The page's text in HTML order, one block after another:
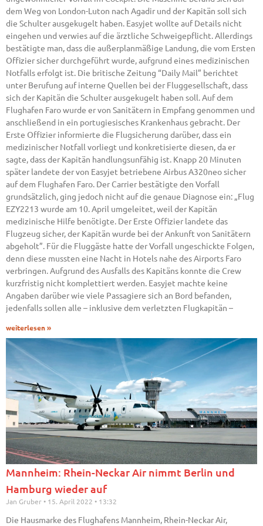
dem Weg von London-Luton nach Agadir und der Kapitän soll sich
die Schulter ausgekugelt haben. Easyjet wollte auf Details nicht
eingehen und verwies auf die ärztliche Schweigepflicht. Allerdings
bestätigte man, dass die außerplanmäßige Landung, die vom Ersten
Offizier sicher durchgeführt wurde, aufgrund eines medizinischen
Notfalls erfolgt ist. Die britische Zeitung “Daily Mail” berichtet
unter Berufung auf interne Quellen bei der Fluggesellschaft, dass
sich der Kapitän die Schulter ausgekugelt haben soll. Auf dem
Flughafen Faro wurde er von Sanitätern in Empfang genommen und
anschließend in ein portugiesisches Krankenhaus gebracht. Der
Erste Offizier informierte die Flugsicherung darüber, dass ein
medizinischer Notfall vorliegt und konkretisierte diesen, da er
sagte, dass der Kapitän handlungsunfähig ist. Knapp 20 Minuten
später landete der von Easyjet betriebene Airbus A320neo sicher
auf dem Flughafen Faro. Der Carrier bestätigte den Vorfall
grundsätzlich, ging jedoch nicht auf die genaue Diagnose ein: „Flug
EZY2213 wurde am 10. April umgeleitet, weil der Kapitän
medizinische Hilfe benötigte. Der Erste Offizier landete das
Flugzeug sicher, der Kapitän wurde bei der Ankunft von Sanitätern
abgeholt”. Für die Fluggäste hatte der Vorfall ungeschickte Folgen,
denn diese mussten eine Nacht in Hotels nahe des Airports Faro
verbringen. Aufgrund des Ausfalls des Kapitäns konnte die Crew
kurzfristig nicht komplettiert werden. Easyjet machte keine
Angaben darüber wie viele Passagiere sich an Bord befanden,
jedenfalls sollen alle – inklusive dem verletzten Flugkapitän –
weiterlesen »
Mannheim: Rhein-Neckar Air nimmt Berlin und
Hamburg wieder auf
Jan Gruber 15. April 2022 13:32
Die Hausmarke des Flughafens Mannheim, Rhein-Neckar Air,